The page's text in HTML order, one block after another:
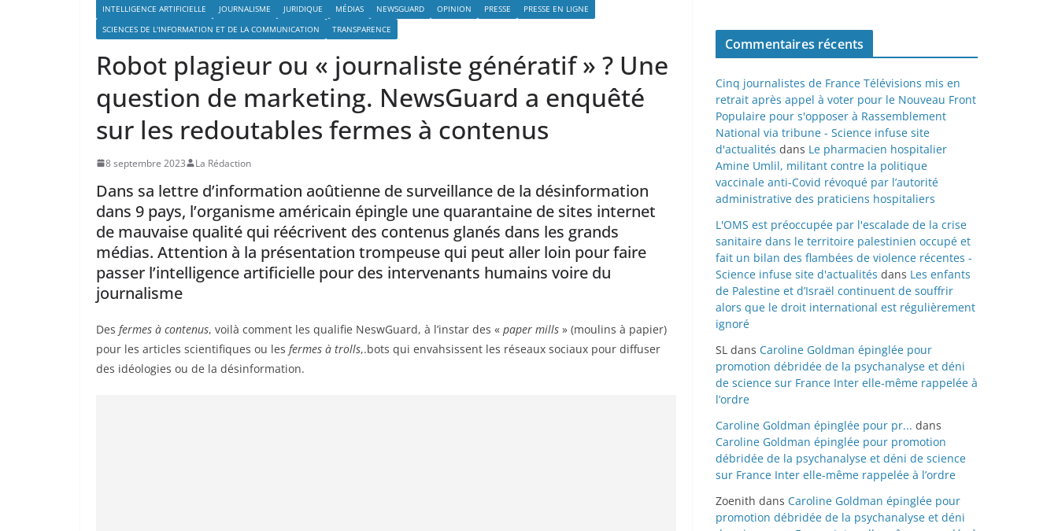
INTELLIGENCE ARTIFICIELLE
JOURNALISME JURIDIQUE MÉDIAS NEWSGUARD OPINION PRESSE
PRESSE EN LIGNE
SCIENCES DE L'INFORMATION ET DE LA COMMUNICATION
TRANSPARENCE
Robot plagieur ou « journaliste génératif » ? Une
question de marketing. NewsGuard a enquêté
sur les redoutables fermes à contenus
8 septembre 2023 La Rédaction
Dans sa lettre d’information aoûtienne de surveillance de la désinformation
dans 9 pays, l’organisme américain épingle une quarantaine de sites internet
de mauvaise qualité qui réécrivent des contenus glanés dans les grands
médias. Attention à la présentation trompeuse qui peut aller loin pour faire
passer l’intelligence artificielle pour des intervenants humains voire du
journalisme
Des fermes à contenus, voilà comment les qualifie NeswGuard, à l’instar des « paper mills » (moulins à papier)
pour les articles scientifiques ou les fermes à trolls,.bots qui envahsissent les réseaux sociaux pour diffuser
des idéologies ou de la désinformation.
Commentaires récents
Cinq journalistes de France Télévisions mis en
retrait après appel à voter pour le Nouveau Front
Populaire pour s'opposer à Rassemblement
National via tribune - Science infuse site
d'actualités dans Le pharmacien hospitalier
Amine Umlil, militant contre la politique
vaccinale anti-Covid révoqué par l’autorité
administrative des praticiens hospitaliers
L'OMS est préoccupée par l'escalade de la crise
sanitaire dans le territoire palestinien occupé et
fait un bilan des flambées de violence récentes -
Science infuse site d'actualités dans Les enfants
de Palestine et d’Israël continuent de souffrir
alors que le droit international est régulièrement
ignoré
SL dans Caroline Goldman épinglée pour
promotion débridée de la psychanalyse et déni
de science sur France Inter elle-même rappelée à
l’ordre
Caroline Goldman épinglée pour pr... dans
Caroline Goldman épinglée pour promotion
débridée de la psychanalyse et déni de science
sur France Inter elle-même rappelée à l’ordre
Zoenith dans Caroline Goldman épinglée pour
promotion débridée de la psychanalyse et déni